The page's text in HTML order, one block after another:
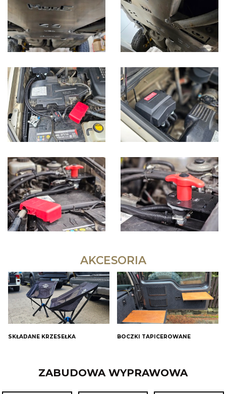
AKCESORIA
SKŁADANE KRZESEŁKA BOCZKI TAPICEROWANE
ZABUDOWA WYPRAWOWA